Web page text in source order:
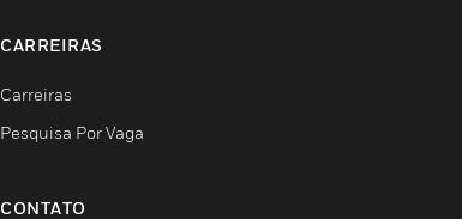
CARREIRAS
Carreiras
Pesquisa Por Vaga
CONTATO